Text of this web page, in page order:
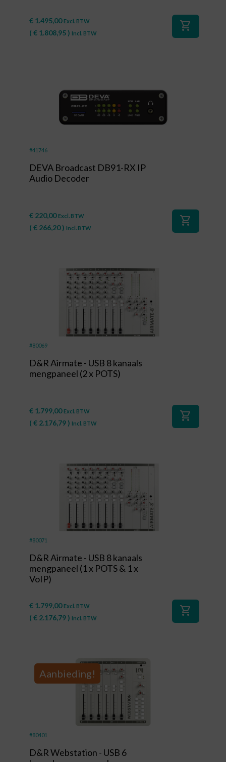
€ 1.495,00 Excl. BTW
( € 1.808,95) Incl. BTW
shopping_cart
#41746
DEVA Broadcast DB91-RX IP
Audio Decoder
€ 220,00 Excl. BTW
( € 266,20) Incl. BTW
shopping_cart
#80069
D&R Airmate - USB 8 kanaals
mengpaneel (2 x POTS)
€ 1.799,00 Excl. BTW
( € 2.176,79) Incl. BTW
shopping_cart
#80071
D&R Airmate - USB 8 kanaals
mengpaneel (1 x POTS & 1 x
VoIP)
€ 1.799,00 Excl. BTW
( € 2.176,79) Incl. BTW
shopping_cart
Aanbieding!
#80401
D&R Webstation - USB 6